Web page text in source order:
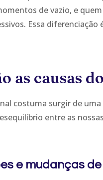
de vazio, e
Essa
as causas
costuma surgir de
entre as
e mudanças